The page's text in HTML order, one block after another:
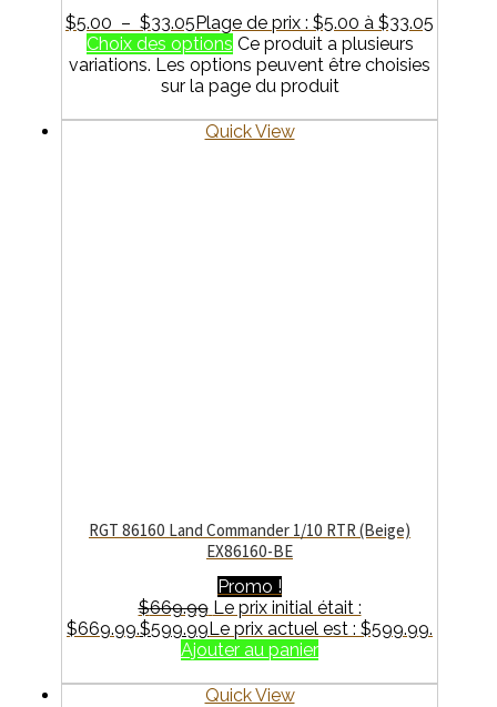
$5.00 – $33.05Plage de prix : $5.00 à $33.05
Choix des options Ce produit a plusieurs
variations. Les options peuvent être choisies
sur la page du produit
Quick View
RGT 86160 Land Commander 1/10 RTR (Beige)
EX86160-BE
Promo !
$669.99 Le prix initial était :
$669.99.$599.99Le prix actuel est : $599.99.
Ajouter au panier
Quick View